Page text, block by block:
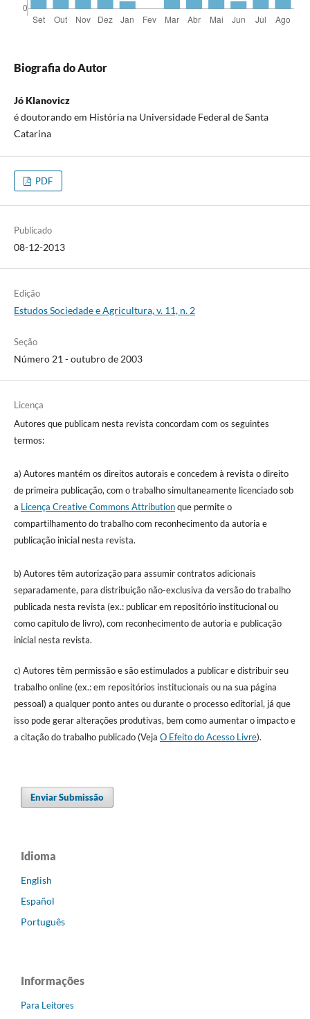
Biografia do Autor
Jó Klanovicz
é doutorando em História na Universidade Federal de Santa
Catarina
PDF
Publicado
08-12-2013
Edição
Estudos Sociedade e Agricultura, v. 11, n. 2
Seção
Número 21 - outubro de 2003
Licença
Autores que publicam nesta revista concordam com os seguintes
termos:
a) Autores mantém os direitos autorais e concedem à revista o direito
de primeira publicação, com o trabalho simultaneamente licenciado sob
a Licença Creative Commons Attributionque permite o
compartilhamento do trabalho com reconhecimento da autoria e
publicação inicial nesta revista.
b) Autores têm autorização para assumir contratos adicionais
separadamente, para distribuição não-exclusiva da versão do trabalho
publicada nesta revista (ex.: publicar em repositório institucional ou
como capítulo de livro), com reconhecimento de autoria e publicação
inicial nesta revista.
c) Autores têm permissão e são estimulados a publicar e distribuir seu
trabalho online (ex.: em repositórios institucionais ou na sua página
pessoal) a qualquer ponto antes ou durante o processo editorial, já que
isso pode gerar alterações produtivas, bem como aumentar o impacto e
a citação do trabalho publicado (Veja O Efeito do Acesso Livre).
Enviar Submissão
Idioma
English
Español
Português
Informações
Para Leitores